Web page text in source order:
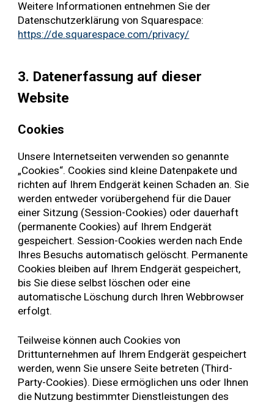
Weitere Informationen entnehmen Sie der
Datenschutzerklärung von Squarespace:
https://de.squarespace.com/privacy/
3. Datenerfassung auf dieser
Website
Cookies
Unsere Internetseiten verwenden so genannte
„Cookies“. Cookies sind kleine Datenpakete und
richten auf Ihrem Endgerät keinen Schaden an. Sie
werden entweder vorübergehend für die Dauer
einer Sitzung (Session-Cookies) oder dauerhaft
(permanente Cookies) auf Ihrem Endgerät
gespeichert. Session-Cookies werden nach Ende
Ihres Besuchs automatisch gelöscht. Permanente
Cookies bleiben auf Ihrem Endgerät gespeichert,
bis Sie diese selbst löschen oder eine
automatische Löschung durch Ihren Webbrowser
erfolgt.
Teilweise können auch Cookies von
Drittunternehmen auf Ihrem Endgerät gespeichert
werden, wenn Sie unsere Seite betreten (Third-
Party-Cookies). Diese ermöglichen uns oder Ihnen
die Nutzung bestimmter Dienstleistungen des